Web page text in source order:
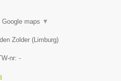
Google maps ▼
Zolder (Limburg)
nr: -